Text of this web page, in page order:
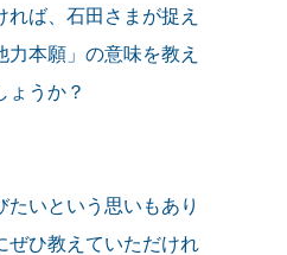
れば、石田さまが捉え
本願」の意味を教え
ょうか？
たいという思いもあり
ぜひ教えていただけれ